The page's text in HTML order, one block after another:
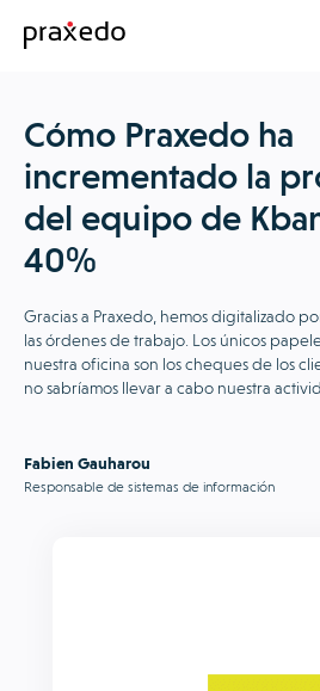
Cómo Praxedo ha
incrementado la
del equipo de
40%
Gracias a Praxedo, hemos digitalizado
las órdenes de trabajo. Los únicos
nuestra oficina son los cheques de los
no sabríamos llevar a cabo nuestra
Fabien Gauharou
Responsable de sistemas de información